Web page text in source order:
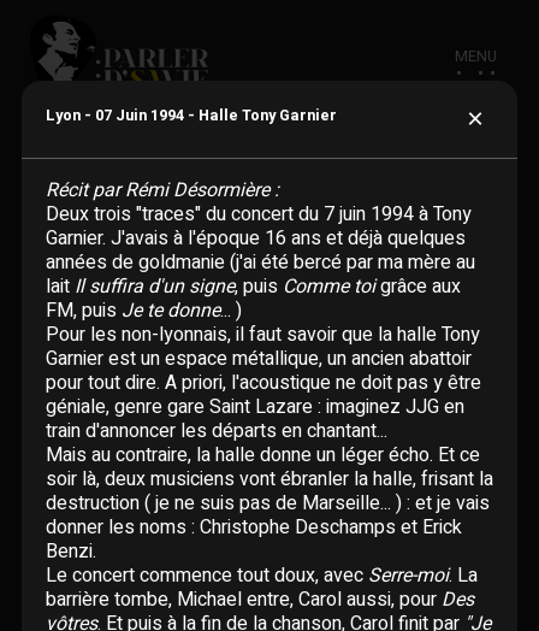
MENU
ACTUALITÉ
BIOGRAPHIE
CHANSONS
Adaptations étrangères
En un clin d'oeil
Pseudonymes
DISCOGRAPHIE
Albums
Certifications
VIDÉOGRAPHIE
CONCERTS
Lyon - 07 Juin 1994 - Halle Tony Garnier ×
Récit par Rémi Désormière :
Deux trois "traces" du concert du 7 juin 1994 à Tony
Garnier. J'avais à l'époque 16 ans et déjà quelques
années de goldmanie (j'ai été bercé par ma mère au
lait Il suffira d'un signe, puis Comme toigrâce aux
FM, puis Je te donne... )
Pour les non-lyonnais, il faut savoir que la halle Tony
Garnier est un espace métallique, un ancien abattoir
pour tout dire. A priori, l'acoustique ne doit pas y être
géniale, genre gare Saint Lazare : imaginez JJG en
train d'annoncer les départs en chantant...
Mais au contraire, la halle donne un léger écho. Et ce
soir là, deux musiciens vont ébranler la halle, frisant la
destruction ( je ne suis pas de Marseille... ) : et je vais
donner les noms : Christophe Deschamps et Erick
Benzi.
Le concert commence tout doux, avec Serre-moi. La
barrière tombe, Michael entre, Carol aussi, pour Des
vôtres. Et puis à la fin de la chanson, Carol finit par "Je